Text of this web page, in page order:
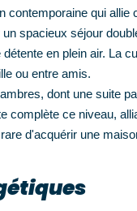
qui allie
spacieux séjour
en plein air. La
ou entre amis.
dont une suite
complète ce niveau,
d'acquérir une